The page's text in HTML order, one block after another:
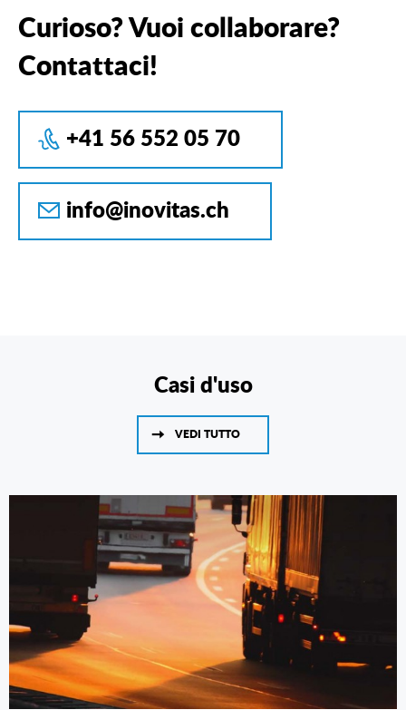
Curioso? Vuoi collaborare?
Contattaci!
+41 56 552 05 70
info@inovitas.ch
Casi d'uso
VEDI TUTTO